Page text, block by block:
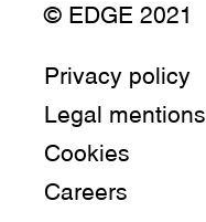
© EDGE 2021
Privacy policy
Legal mentions
Cookies
Careers